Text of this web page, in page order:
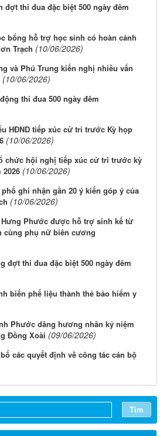
đợt thi đua đặc biệt 500 ngày đêm
bổng hỗ trợ học sinh có hoàn cảnh
Trạch (10/06/2026)
và Phú Trung kiến nghị nhiều vấn
(10/06/2026)
thi đua 500 ngày đêm
HĐND tiếp xúc cử tri trước Kỳ họp
(10/06/2026)
chức hội nghị tiếp xúc cử tri trước kỳ
(10/06/2026)
ghi nhận gần 20 ý kiến góp ý của
(10/06/2026)
Phước được hỗ trợ sinh kế từ
cùng phụ nữ biên cương
đợt thi đua đặc biệt 500 ngày đêm
biến phế liệu thành thẻ bảo hiểm y
Phước dâng hương nhân kỷ niệm
Đồng Xoài (09/06/2026)
các quyết định về công tác cán bộ
Tìm
09/8/2026
26/7/2026